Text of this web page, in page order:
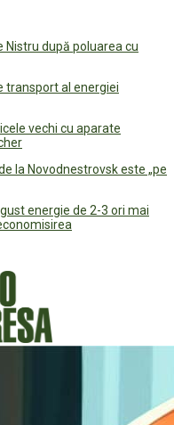
după poluarea cu
transport al energiei
vechi cu aparate
la Novodnestrovsk este „pe
energie de 2-3 ori mai